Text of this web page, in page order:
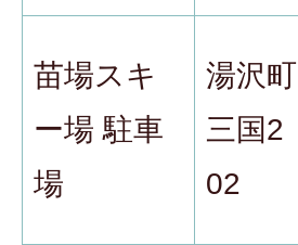
苗場スキ
ー場 駐車
場
湯沢町
三国2
02